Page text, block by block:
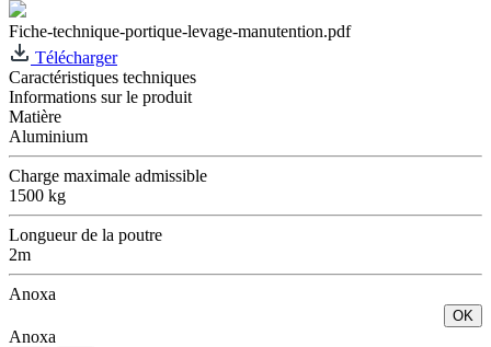
Fiche-technique-portique-levage-manutention.pdf
Télécharger
Caractéristiques techniques
Informations sur le produit
Matière
Aluminium
Charge maximale admissible
1500 kg
Longueur de la poutre
2m
Anoxa
OK
Anoxa